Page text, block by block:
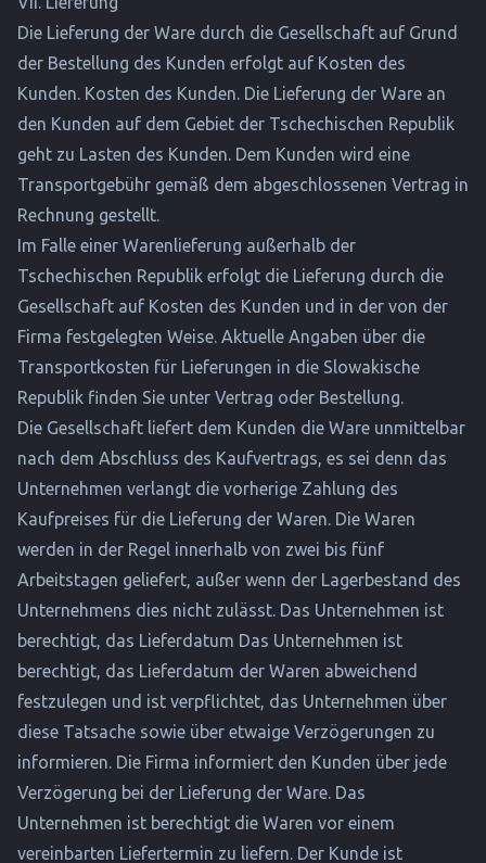
Die Lieferung der Ware durch die Gesellschaft auf Grund
der Bestellung des Kunden erfolgt auf Kosten des
Kunden. Kosten des Kunden. Die Lieferung der Ware an
den Kunden auf dem Gebiet der Tschechischen Republik
geht zu Lasten des Kunden. Dem Kunden wird eine
Transportgebühr gemäß dem abgeschlossenen Vertrag in
Rechnung gestellt.
Im Falle einer Warenlieferung außerhalb der
Tschechischen Republik erfolgt die Lieferung durch die
Gesellschaft auf Kosten des Kunden und in der von der
Firma festgelegten Weise. Aktuelle Angaben über die
Transportkosten für Lieferungen in die Slowakische
Republik finden Sie unter Vertrag oder Bestellung.
Die Gesellschaft liefert dem Kunden die Ware unmittelbar
nach dem Abschluss des Kaufvertrags, es sei denn das
Unternehmen verlangt die vorherige Zahlung des
Kaufpreises für die Lieferung der Waren. Die Waren
werden in der Regel innerhalb von zwei bis fünf
Arbeitstagen geliefert, außer wenn der Lagerbestand des
Unternehmens dies nicht zulässt. Das Unternehmen ist
berechtigt, das Lieferdatum Das Unternehmen ist
berechtigt, das Lieferdatum der Waren abweichend
festzulegen und ist verpflichtet, das Unternehmen über
diese Tatsache sowie über etwaige Verzögerungen zu
informieren. Die Firma informiert den Kunden über jede
Verzögerung bei der Lieferung der Ware. Das
Unternehmen ist berechtigt die Waren vor einem
vereinbarten Liefertermin zu liefern. Der Kunde ist